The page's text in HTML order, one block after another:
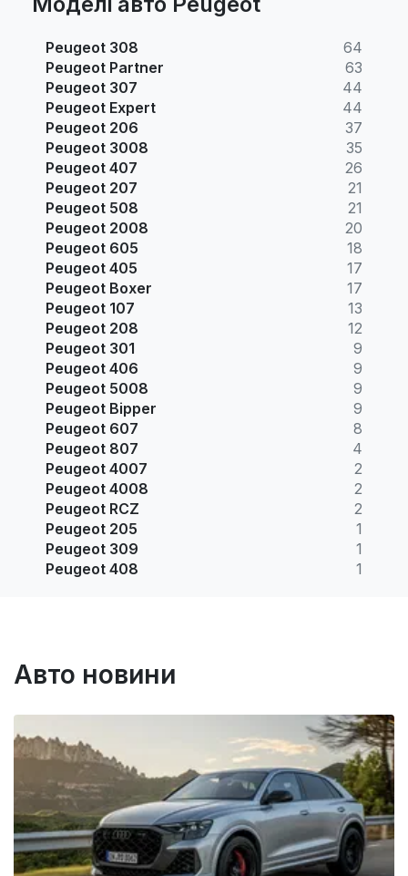
Peugeot 308
64
Peugeot Partner
63
Peugeot 307
44
Peugeot Expert
44
Peugeot 206
37
Peugeot 3008
35
Peugeot 407
26
Peugeot 207
21
Peugeot 508
21
Peugeot 2008
20
Peugeot 605
18
Peugeot 405
17
Peugeot Boxer
17
Peugeot 107
13
Peugeot 208
12
Peugeot 301
9
Peugeot 406
9
Peugeot 5008
9
Peugeot Bipper
9
Peugeot 607
8
Peugeot 807
4
Peugeot 4007
2
Peugeot 4008
2
Peugeot RCZ
2
Peugeot 205
1
Peugeot 309
1
Peugeot 408
1
Авто новини